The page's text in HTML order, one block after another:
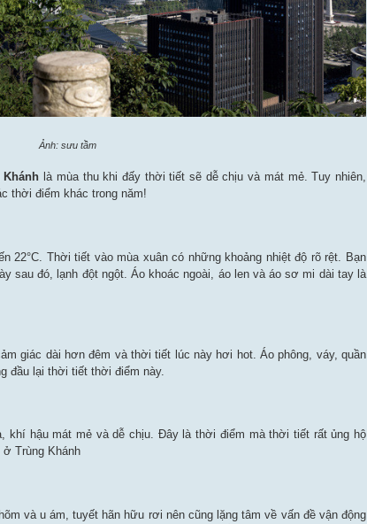
Ảnh: sưu tầm
là mùa thu khi đấy thời tiết sẽ dễ chịu và mát mẻ. Tuy nhiên,
thời điểm khác trong năm!
22°C. Thời tiết vào mùa xuân có những khoảng nhiệt độ rõ rệt. Bạn
sau đó, lạnh đột ngột. Áo khoác ngoài, áo len và áo sơ mi dài tay là
giác dài hơn đêm và thời tiết lúc này hơi hot. Áo phông, váy, quần
đầu lại thời tiết thời điểm này.
khí hậu mát mẻ và dễ chịu. Đây là thời điểm mà thời tiết rất ủng hộ
Trùng Khánh
và u ám, tuyết hãn hữu rơi nên cũng lặng tâm về vấn đề vận động